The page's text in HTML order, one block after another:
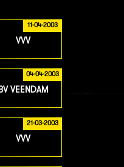
11-04-2003
VVV
04-04-2003
BV VEENDAM
21-03-2003
VVV